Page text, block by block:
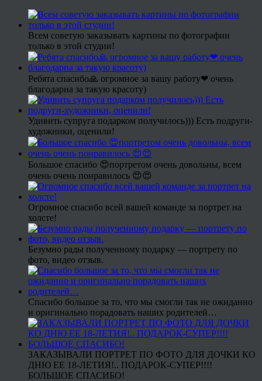
Всем советую заказывать картины по фотографии
только в этой студии!
Ребята спасибо🙏 огромное за вашу работу❤ очень
благодарна за такую красоту)
Удивить супруга подарком получилось))) Есть подруги-
художники, оценили!
Большое спасибо 😍портретом очень довольны, всем
очень очень понравилось 😍😍
Огромное спасибо всей вашей команде за портрет на
холсте!
Безумно рады полученному подарку — портрету по
фото, видео отзыв.
Спасибо большое за то, что мы смогли так не ожиданно
и оригинально порадовать наших родителей…
ЗАКАЗЫВАЛИ ПОРТРЕТ ПО ФОТО ДЛЯ ДОЧКИ КО
ДНЮ ЕЕ 18-ЛЕТИЯ!.. ПОДАРОК-СУПЕР!!!!
БОЛЬШОЕ СПАСИБО!